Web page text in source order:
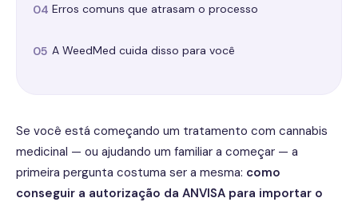
04 Erros comuns que atrasam o processo
05 A WeedMed cuida disso para você
Se você está começando um tratamento com cannabis
medicinal — ou ajudando um familiar a começar — a
primeira pergunta costuma ser a mesma: como
conseguir a autorização da ANVISA para importar o